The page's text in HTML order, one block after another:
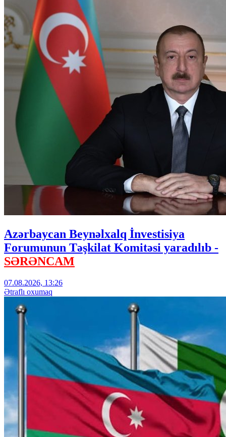
Azərbaycan Beynəlxalq İnvestisiya
Forumunun Təşkilat Komitəsi yaradılıb -
SƏRƏNCAM
07.08.2026, 13:26
Ətraflı oxumaq